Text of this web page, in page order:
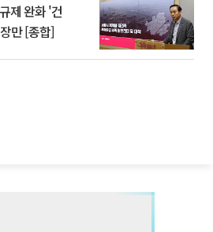
제 완화 '건
만 [종합]